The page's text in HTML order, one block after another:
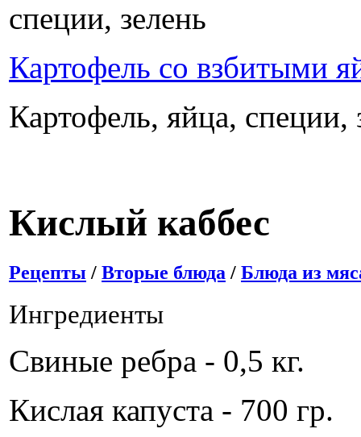
специи, зелень
Картофель со взбитыми
Картофель, яйца, специи,
Кислый каббес
Рецепты / Вторые блюда / Блюда из
Ингредиенты
Свиные ребра - 0,5 кг.
Кислая капуста - 700 гр.